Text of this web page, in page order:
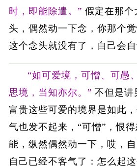
时，即能除遣。” 假定在那个
头，偶然动一下念，你那个
这个念头就没有了，自己会自
“如可爱境，可憎、可愚
思境，当知亦尔。” 不但是讲
富贵这些可爱的境界是如此
气也发不起来，“可憎”，恨
能，纵然偶然动一下，哎，
自己已经不客气了：怎么起